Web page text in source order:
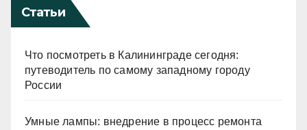
Статьи
Что посмотреть в Калининграде сегодня:
путеводитель по самому западному городу
России
Умные лампы: внедрение в процесс ремонта